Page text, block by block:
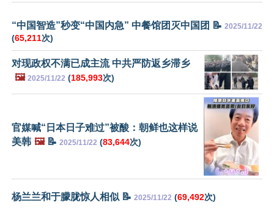
“中国智造”秒变“中国内急” 中餐馆团灭中国团 📝 2025/11/22
(65,211次)
对现政权不满已成主流 中共严防返乡滞乡
🖼️ 2025/11/22 (185,993次)
官媒喊“日本日子难过”被酸：朝鲜也这样说
美韩 🖼️📝 2025/11/22 (83,644次)
杨兰兰和于朦胧惊人相似 📝 2025/11/22 (69,492次)